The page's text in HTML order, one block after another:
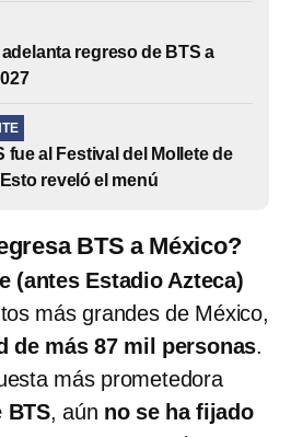
regreso de BTS a
fue al Festival del Mollete de
reveló el menú
BTS a México?
(antes Estadio Azteca)
más grandes de México,
de más 87 mil personas.
más prometedora
BTS, aún no se ha fijado